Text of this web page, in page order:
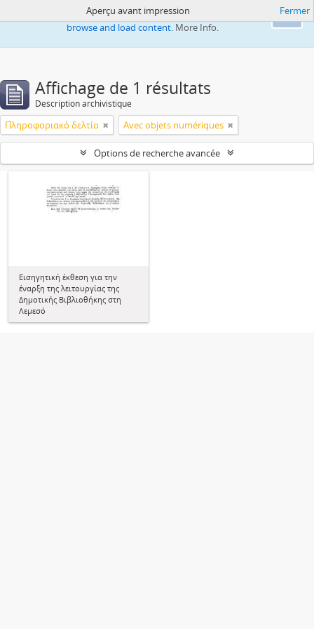
Ok
This website uses cookies to enhance your ability to
browse and load content. More Info.
Aperçu avant impression Fermer
Affichage de 1 résultats
Description archivistique
Πληροφοριακό δελτίο Avec objets numériques
Options de recherche avancée
Εισηγητική έκθεση για την
έναρξη της λειτουργίας της
Δημοτικής Βιβλιοθήκης στη
Λεμεσό